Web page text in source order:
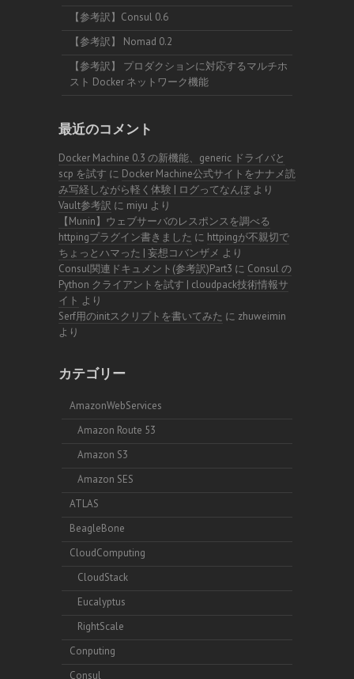
【参考訳】Consul 0.6
【参考訳】 Nomad 0.2
【参考訳】 プロダクションに対応するマルチホ
スト Docker ネットワーク機能
最近のコメント
Docker Machine 0.3 の新機能、generic ドライバと
scp を試す に Docker Machine公式サイトをナナメ読
み写経しながら軽く体験 | ログってなんぼより
Vault参考訳 に miyu より
【Munin】ウェブサーバのレスポンスを調べる
httpingプラグイン書きました に httpingが不親切で
ちょっとハマった | 妄想コバンザメ より
Consul関連ドキュメント(参考訳)Part3 に Consul の
Python クライアントを試す | cloudpack技術情報サ
イト より
Serf用のinitスクリプトを書いてみた に zhuweimin
より
カテゴリー
AmazonWebServices
Amazon Route 53
Amazon S3
Amazon SES
ATLAS
BeagleBone
CloudComputing
CloudStack
Eucalyptus
RightScale
Conputing
Consul